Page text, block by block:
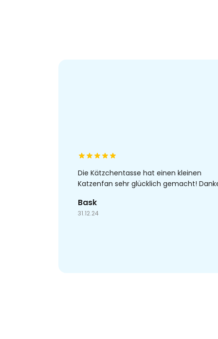
Die Kätzchentasse hat einen kleinen
Katzenfan sehr glücklich gemacht!
Bask
31.12.24